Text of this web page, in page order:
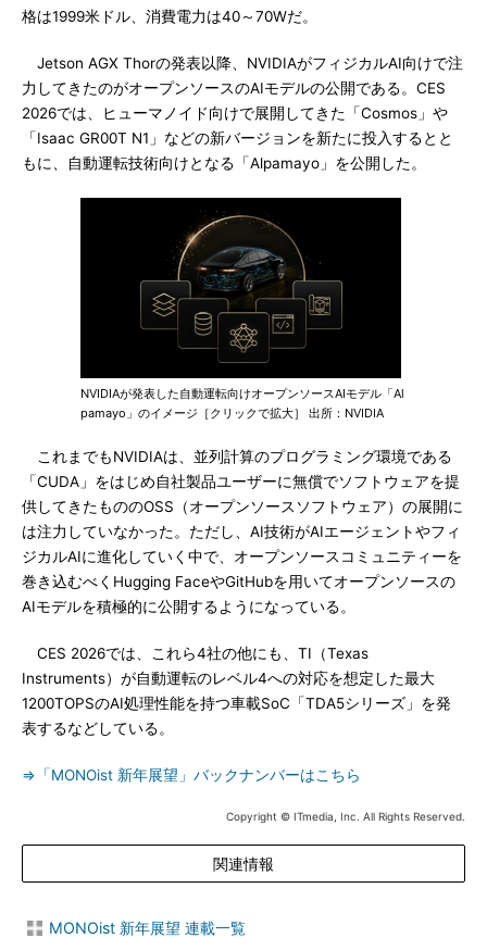
格は1999米ドル、消費電力は40～70Wだ。
Jetson AGX Thorの発表以降、NVIDIAがフィジカルAI向けで注
力してきたのがオープンソースのAIモデルの公開である。CES
2026では、ヒューマノイド向けで展開してきた「Cosmos」や
「Isaac GR00T N1」などの新バージョンを新たに投入するとと
もに、自動運転技術向けとなる「Alpamayo」を公開した。
NVIDIAが発表した自動運転向けオープンソースAIモデル「Al
pamayo」のイメージ［クリックで拡大］ 出所：NVIDIA
これまでもNVIDIAは、並列計算のプログラミング環境である
「CUDA」をはじめ自社製品ユーザーに無償でソフトウェアを提
供してきたもののOSS（オープンソースソフトウェア）の展開に
は注力していなかった。ただし、AI技術がAIエージェントやフィ
ジカルAIに進化していく中で、オープンソースコミュニティーを
巻き込むべくHugging FaceやGitHubを用いてオープンソースの
AIモデルを積極的に公開するようになっている。
CES 2026では、これら4社の他にも、TI（Texas
Instruments）が自動運転のレベル4への対応を想定した最大
1200TOPSのAI処理性能を持つ車載SoC「TDA5シリーズ」を発
表するなどしている。
⇒「MONOist 新年展望」バックナンバーはこちら
Copyright © ITmedia, Inc. All Rights Reserved.
関連情報
MONOist 新年展望 連載一覧